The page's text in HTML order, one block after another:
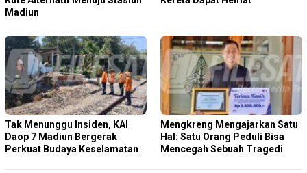
Madiun
Tak Menunggu Insiden, KAI
Daop 7 Madiun Bergerak
Perkuat Budaya Keselamatan
Mengkreng Mengajarkan Satu
Hal: Satu Orang Peduli Bisa
Mencegah Sebuah Tragedi